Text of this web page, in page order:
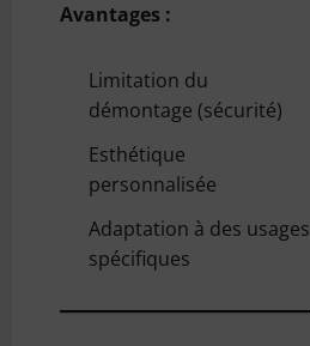
Avantages :
Limitation du
démontage (sécurité)
Esthétique
personnalisée
Adaptation à des usages
spécifiques